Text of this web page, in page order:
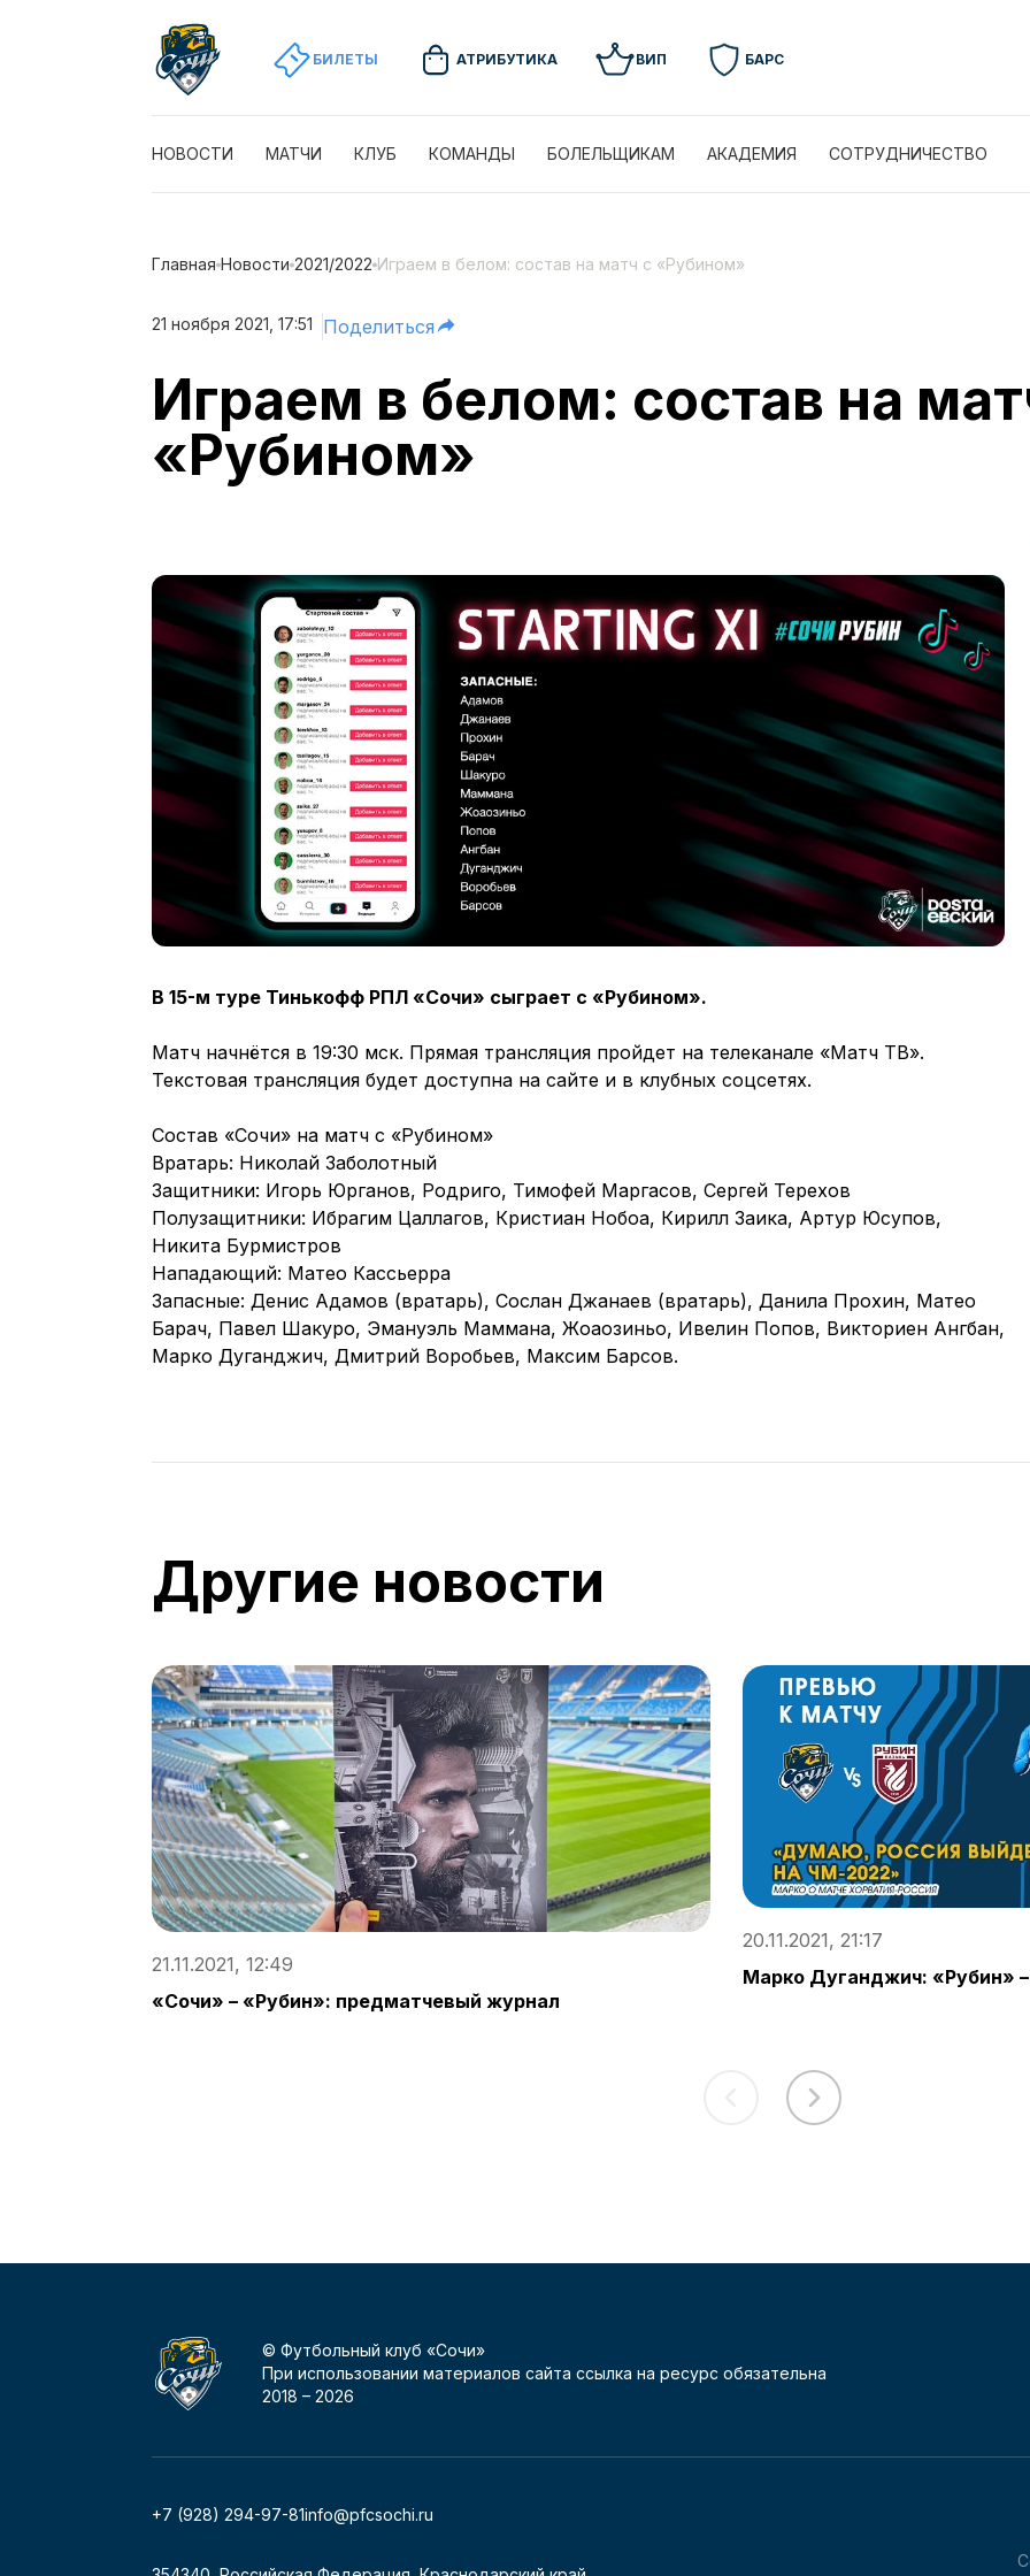
БИЛЕТЫ АТРИБУТИКА ВИП БАРС
НОВОСТИ МАТЧИ КЛУБ КОМАНДЫ БОЛЕЛЬЩИКАМ АКАДЕМИЯ СОТРУДНИЧЕСТВО
Главная Новости 2021/2022 Играем в белом: состав на матч с «Рубином»
21 ноября 2021, 17:51 Поделиться
Играем в белом: состав на
«Рубином»
В 15-м туре Тинькофф РПЛ «Сочи» сыграет с «Рубином».
Матч начнётся в 19:30 мск. Прямая трансляция пройдет на телеканале «Матч ТВ».
Текстовая трансляция будет доступна на сайте и в клубных соцсетях.
Состав «Сочи» на матч с «Рубином»
Вратарь: Николай Заболотный
Защитники: Игорь Юрганов, Родриго, Тимофей Маргасов, Сергей Терехов
Полузащитники: Ибрагим Цаллагов, Кристиан Нобоа, Кирилл Заика, Артур Юсупов,
Никита Бурмистров
Нападающий: Матео Кассьерра
Запасные: Денис Адамов (вратарь), Сослан Джанаев (вратарь), Данила Прохин, Матео
Барач, Павел Шакуро, Эмануэль Маммана, Жоаозиньо, Ивелин Попов, Викториен Ангбан,
Марко Дуганджич, Дмитрий Воробьев, Максим Барсов.
Другие новости
21.11.2021, 12:49
«Сочи» – «Рубин»: предматчевый журнал
20.11.2021, 21:17
Марко Дуганджич: «Рубин»
© Футбольный клуб «Сочи»
При использовании материалов сайта ссылка на ресурс обязательна
2018 – 2026
+7 (928) 294-97-81info@pfcsochi.ru